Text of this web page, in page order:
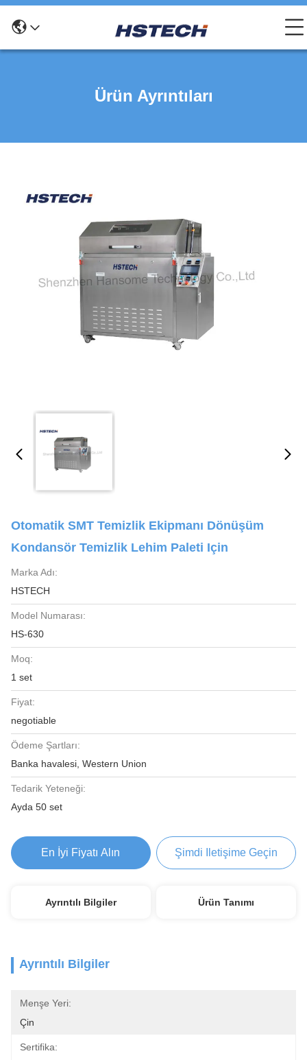
Ürün Ayrıntıları
Otomatik SMT Temizlik Ekipmanı Dönüşüm
Kondansör Temizlik Lehim Paleti Için
Marka Adı:
HSTECH
Model Numarası:
HS-630
Moq:
1 set
Fiyat:
negotiable
Ödeme Şartları:
Banka havalesi, Western Union
Tedarik Yeteneği:
Ayda 50 set
En İyi Fiyatı Alın Şimdi Iletişime Geçin
Ayrıntılı Bilgiler Ürün Tanımı
Ayrıntılı Bilgiler
Menşe Yeri:
Çin
Sertifika: